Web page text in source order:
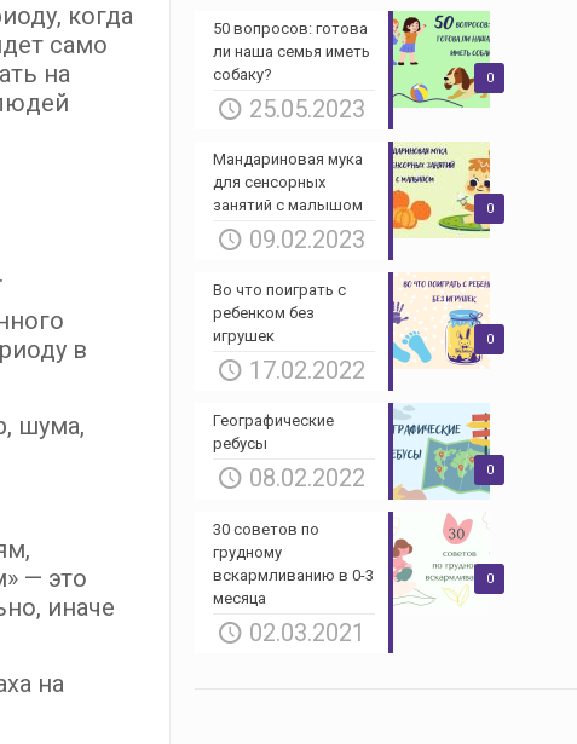
когда
само
на
в
шума,
— это
иначе
на
0
50 вопросов: готова
ли наша семья иметь
собаку?
25.05.2023
0
Мандариновая мука
для сенсорных
занятий с малышом
09.02.2023
0
Во что поиграть с
ребенком без
игрушек
17.02.2022
0
Географические
ребусы
08.02.2022
0
30 советов по
грудному
вскармливанию в 0-3
месяца
02.03.2021